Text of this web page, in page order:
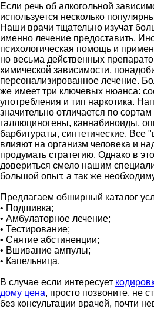
Если речь об алкогольной
используется несколько
Наши врачи тщательно изучат
именно лечение предоставить.
психологическая помощь и
но весьма действенных
химической зависимости,
персонализированное лечение.
же имеет три ключевых нюанса:
употребления и тип наркотика.
значительно отличается по сортам
галлюциногены, каннабиноиды,
барбитураты, синтетические. Все
влияют на организм человека и
продумать стратегию. Однако в
довериться смело нашим
большой опыт, а так же
Предлагаем обширный каталог
• Подшивка;
• Амбулаторное лечение;
• Тестирование;
• Снятие абстиненции;
• Вшивание ампулы;
• Капельница.
В случае если интересует
дому цена, просто позвоните, не
без консультации врачей, почти